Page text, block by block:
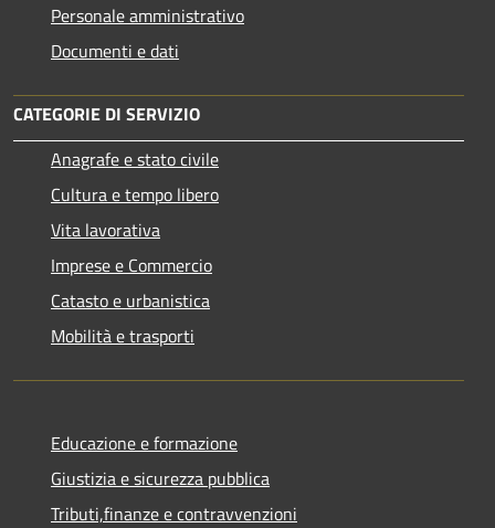
Personale amministrativo
Documenti e dati
CATEGORIE DI SERVIZIO
Anagrafe e stato civile
Cultura e tempo libero
Vita lavorativa
Imprese e Commercio
Catasto e urbanistica
Mobilità e trasporti
Educazione e formazione
Giustizia e sicurezza pubblica
Tributi,finanze e contravvenzioni